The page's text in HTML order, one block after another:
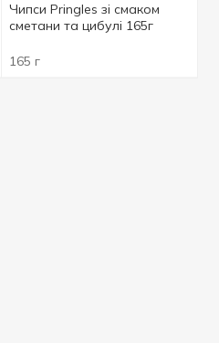
Чипси Pringles зі смаком
сметани та цибулі 165г
165 г